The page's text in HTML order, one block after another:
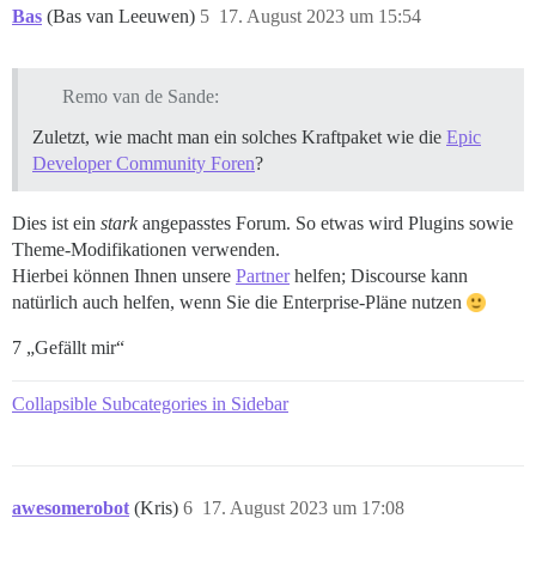
Bas (Bas van Leeuwen) 17. August 2023 um 15:54
5
Remo van de Sande:
Zuletzt, wie macht man ein solches Kraftpaket wie die Epic
Developer Community Foren?
Dies ist ein starkangepasstes Forum. So etwas wird Plugins sowie
Theme-Modifikationen verwenden.
Hierbei können Ihnen unsere Partnerhelfen; Discourse kann
natürlich auch helfen, wenn Sie die Enterprise-Pläne nutzen
7 „Gefällt mir“
Collapsible Subcategories in Sidebar
awesomerobot (Kris) 17. August 2023 um 17:08
6